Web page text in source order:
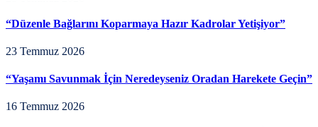
“Düzenle Bağlarını Koparmaya Hazır Kadrolar Yetişiyor”
23 Temmuz 2026
“Yaşamı Savunmak İçin Neredeyseniz Oradan Harekete Geçin”
16 Temmuz 2026